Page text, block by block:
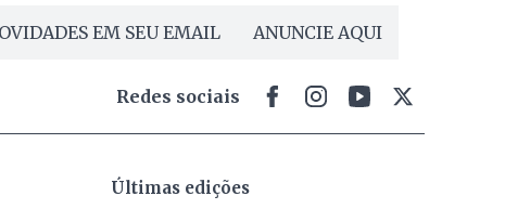
EM SEU EMAIL ANUNCIE AQUI
Redes sociais
Últimas edições